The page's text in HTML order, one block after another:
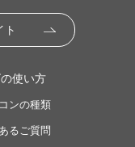
ト
使い方
ンの種類
るご質問